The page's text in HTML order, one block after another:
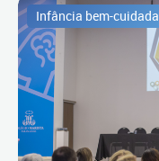
Infância bem-cuidada